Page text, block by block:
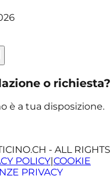
o richiesta?
è a tua disposizione.
- ALL RIGHTS
POLICY|COOKIE
PRIVACY